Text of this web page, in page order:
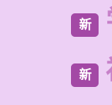
新
新